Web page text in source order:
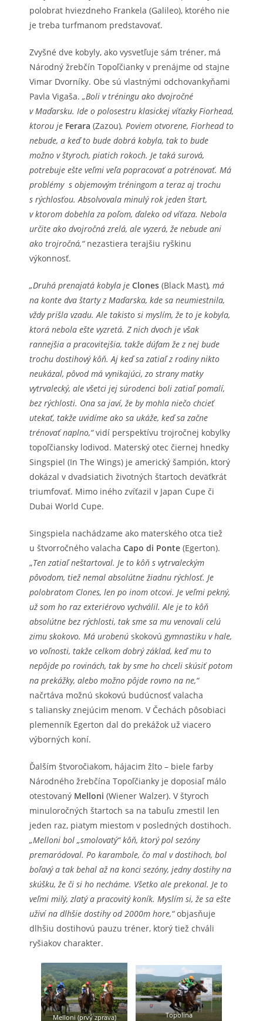
polobrat hviezdneho Frankela (Galileo), ktorého nie
je treba turfmanom predstavovať.
Zvyšné dve kobyly, ako vysvetľuje sám tréner, má
Národný žrebčín Topoľčianky v prenájme od stajne
Vimar Dvorníky. Obe sú vlastnými odchovankyňami
Pavla Vigaša. „Boli v tréningu ako dvojročné
v Maďarsku. Ide o polosestru klasickej víťazky Fiorhead,
ktorou je Ferara (Zazou). Poviem otvorene, Fiorhead to
nebude, a keď to bude dobrá kobyla, tak to bude
možno v štyroch, piatich rokoch. Je taká surová,
potrebuje ešte veľmi veľa popracovať a potrénovať. Má
problémy s objemovým tréningom a teraz aj trochu
s rýchlosťou. Absolvovala minulý rok jeden štart,
v ktorom dobehla za poľom, ďaleko od víťaza. Nebola
určite ako dvojročná zrelá, ale vyzerá, že nebude ani
ako trojročná,“ nezastiera terajšiu ryškinu
výkonnosť.
„Druhá prenajatá kobyla je Clones (Black Mast), má
na konte dva štarty z Maďarska, kde sa neumiestnila,
vždy prišla vzadu. Ale takisto si myslím, že to je kobyla,
ktorá nebola ešte vyzretá. Z nich dvoch je však
rannejšia a pracovitejšia, takže dúfam že z nej bude
trochu dostihový kôň. Aj keď sa zatiaľ z rodiny nikto
neukázal, pôvod má vynikajúci, zo strany matky
vytrvalecký, ale všetci jej súrodenci boli zatiaľ pomalí,
bez rýchlosti. Ona sa javí, že by mohla niečo chcieť
utekať, takže uvidíme ako sa ukáže, keď sa začne
trénovať naplno,“vidí perspektívu trojročnej kobylky
topoľčiansky lodivod. Materský otec čiernej hnedky
Singspiel (In The Wings) je americký šampión, ktorý
dokázal v dvadsiatich životných štartoch deväťkrát
triumfovať. Mimo iného zvíťazil v Japan Cupe či
Dubai World Cupe.
Singspiela nachádzame ako materského otca tiež
u štvorročného valacha Capo di Ponte (Egerton).
„Ten zatiaľ neštartoval. Je to kôň s vytrvaleckým
pôvodom, tiež nemal absolútne žiadnu rýchlosť. Je
polobratom Clones, len po inom otcovi. Je veľmi pekný,
už som ho raz exteriérovo vychválil. Ale je to kôň
absolútne bez rýchlosti, tak sme sa mu venovali celú
zimu skokovo. Má urobenú skokovú gymnastiku v hale,
vo voľnosti, takže celkom dobrý základ, keď mu to
nepôjde po rovinách, tak by sme ho chceli skúsiť potom
na prekážky, alebo možno pôjde rovno na ne,“
načrtáva možnú skokovú budúcnosť valacha
s taliansky znejúcim menom. V Čechách pôsobiaci
plemenník Egerton dal do prekážok už viacero
výborných koní.
Ďalším štvoročiakom, hájacim žlto – biele farby
Národného žrebčína Topoľčianky je doposiaľ málo
otestovaný Melloni (Wiener Walzer). V štyroch
minuloročných štartoch sa na tabuľu zmestil len
jeden raz, piatym miestom v posledných dostihoch.
„Melloni bol „smolovatý“ kôň, ktorý pol sezóny
premaródoval. Po karambole, čo mal v dostihoch, bol
boľavý a tak behal až na konci sezóny, jedny dostihy na
skúšku, že či si ho necháme. Všetko ale prekonal. Je to
veľmi milý, zlatý a pracovitý koník. Myslím si, že sa ešte
uživí na dlhšie dostihy od 2000m hore,“objasňuje
dlhšiu dostihovú pauzu tréner, ktorý tiež chváli
ryšiakov charakter.
Melloni (prvý zprava) Topolina